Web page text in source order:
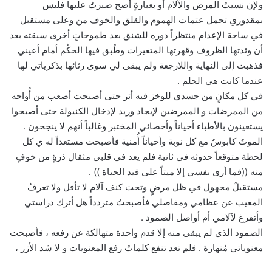
ولإن نسيتُ المرض والآلام أو بعبارةٍ أصح صبرتُ عليها فليس
بمقدوري تحمل عتمات الهموم والقلق والخوف من وعلى مستقبل
في ساحة الإعدام منتظراً دوره للشنق بعد طموحاتٍ أخرى سبقته بعد
أن وئدتها الظروف وقهرتها المتغيرات وطُبق فيها الحكُم أمام أعيني
فذهبت إلى النهاية واللارجعة ولم يبقى لي سوى رثائها بذكرياتي لها
عندما كانت هي الحلم .
في كل مكانٍ من جسدي للوخز فيه أثر حتى أصبحت أصعب من أُواجه
من الممرضات و الممرضين لإيجاد وريد لإدخال الكنيولة حتى أصبحوا
يستعينون بالأطباء أحياناً وأخصائي المختبر وغالباً أنهم لا ينجحون .
الموتُ كابوسٌ مع كل نوبة وأحياناً أُمنية فأصبحت مستعداً له ي كل
لحظة متوقعاً حدوثه في ثانية فلم يعد في قلبي مثقال ذرةٍ من خوفٍ
منه ((فما أرى نفسي إلا ميتاً على قيد الحياة )) .
مستقبلٌ مجهول في ظل مرضٍ وتحت كنف آلام لا تأفل ولا تعرفُ
المغيب عن عظامي ومفاصلي فأصبحتُ متردداً هل أترك دراستي
وأتفرغ لآلامي أم أواصل الصمود .
الصمود الذي لم يبقى منه إلا قدم واحدة متهالكة عن رفعه ، فأصبحت
معنوياتي مُنهارة . فلم تعد تنفع كلماتُ رفع المعنويات و لا شد الأزر ،